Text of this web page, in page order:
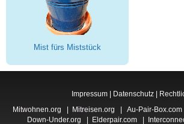
Mist fürs Miststück
Impressum | Datenschutz |
Mitwohnen.org
Mitreisen.org Au-Pair-Box.com
Down-Under.org
Elderpair.com|